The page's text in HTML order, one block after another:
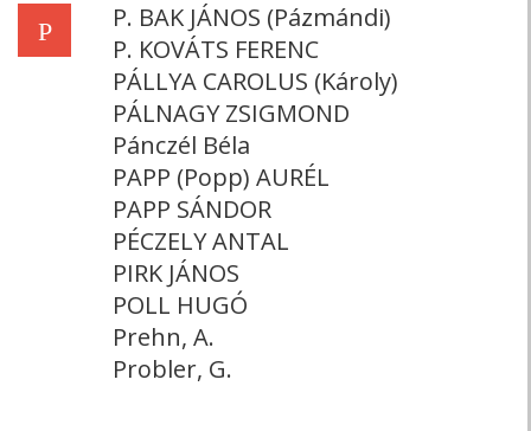
P
P. BAK JÁNOS (Pázmándi)
P. KOVÁTS FERENC
PÁLLYA CAROLUS (Károly)
PÁLNAGY ZSIGMOND
Pánczél Béla
PAPP (Popp) AURÉL
PAPP SÁNDOR
PÉCZELY ANTAL
PIRK JÁNOS
POLL HUGÓ
Prehn, A.
Probler, G.